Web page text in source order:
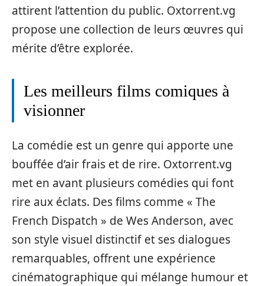
attirent l’attention du public. Oxtorrent.vg
propose une collection de leurs œuvres qui
mérite d’être explorée.
Les meilleurs films comiques à
visionner
La comédie est un genre qui apporte une
bouffée d’air frais et de rire. Oxtorrent.vg
met en avant plusieurs comédies qui font
rire aux éclats. Des films comme « The
French Dispatch » de Wes Anderson, avec
son style visuel distinctif et ses dialogues
remarquables, offrent une expérience
cinématographique qui mélange humour et